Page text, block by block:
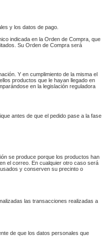
y los datos de pago.
indicada en la Orden de Compra, que
Su Orden de Compra será
Y en cumplimiento de la misma el
productos que le hayan llegado en
en la legislación reguladora
antes de que el pedido pase a la fase
se produce porque los productos han
el correo. En cualquier otro caso será
y conserven su precinto o
las transacciones realizadas a
de que los datos personales que